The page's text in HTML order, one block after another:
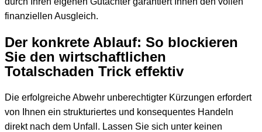
finanziellen Ausgleich.
Der konkrete Ablauf: So blockieren
Sie den wirtschaftlichen
Totalschaden Trick effektiv
Die erfolgreiche Abwehr unberechtigter Kürzungen erfordert
von Ihnen ein strukturiertes und konsequentes Handeln
direkt nach dem Unfall. Lassen Sie sich unter keinen